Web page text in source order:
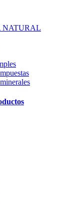
NATURAL